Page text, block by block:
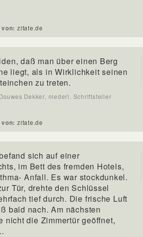
zitate.de
daß man über einen Berg
liegt, als in Wirklichkeit seinen
zu treten.
Dekker, niederl. Schriftsteller
zitate.de
sich auf einer
im Bett des fremden Hotels,
Anfall. Es war stockdunkel.
Tür, drehte den Schlüssel
tief durch. Die frische Luft
bald nach. Am nächsten
nicht die Zimmertür geöffnet,